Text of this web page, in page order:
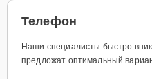
Телефон
Наши специалисты быстро
предложат оптимальный